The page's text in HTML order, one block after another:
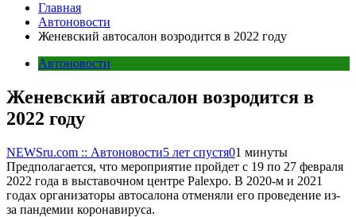
Главная
Автоновости
Женевский автосалон возродится в 2022 году
Автоновости
Женевский автосалон возродится в
2022 году
NEWSru.com :: Автоновости5 лет спустя01 минуты
Предполагается, что мероприятие пройдет с 19 по 27 февраля
2022 года в выставочном центре Palexpo. В 2020-м и 2021
годах организаторы автосалона отменяли его проведение из-
за пандемии коронавируса.